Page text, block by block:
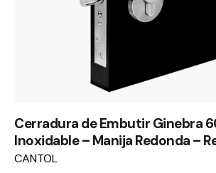
Cerradura de Embutir Ginebra
Inoxidable – Manija Redonda –
CANTOL